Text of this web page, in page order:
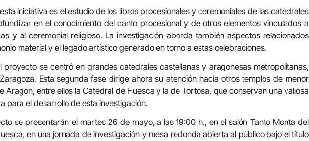
iniciativa es el estudio de los libros procesionales y ceremoniales de las catedrales
en el conocimiento del canto procesional y de otros elementos vinculados a
y al ceremonial religioso. La investigación aborda también aspectos relacionados
material y el legado artístico generado en torno a estas celebraciones.
proyecto se centró en grandes catedrales castellanas y aragonesas metropolitanas,
Esta segunda fase dirige ahora su atención hacia otros templos de menor
Aragón, entre ellos la Catedral de Huesca y la de Tortosa, que conservan una valiosa
para el desarrollo de esta investigación.
se presentarán el martes 26 de mayo, a las 19:00 h., en el salón Tanto Monta del
en una jornada de investigación y mesa redonda abierta al público bajo el título